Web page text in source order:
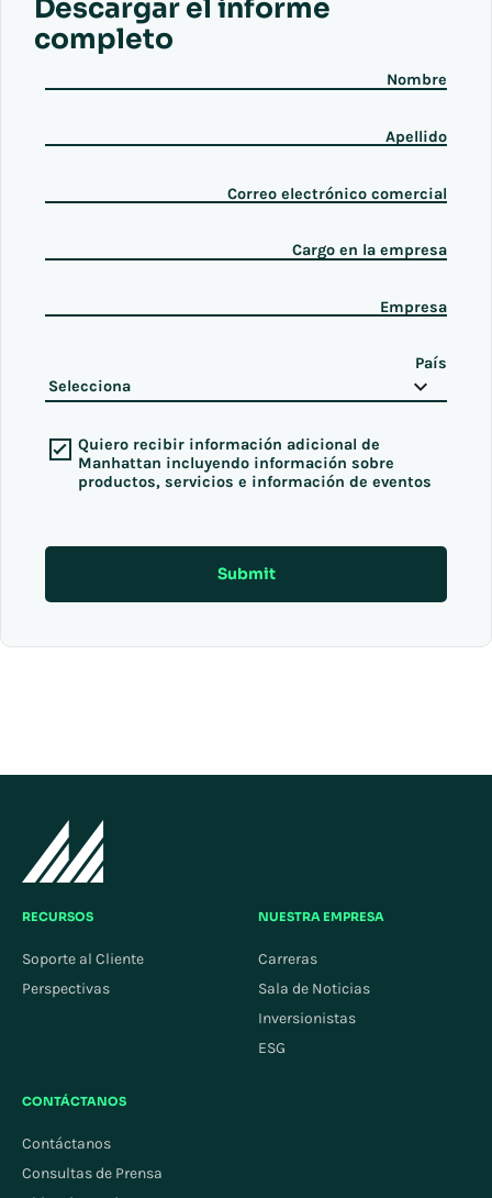
Descargar el informe
completo
Nombre
Apellido
Correo electrónico comercial
Cargo en la empresa
Empresa
País
Quiero recibir información adicional de
Manhattan incluyendo información sobre
productos, servicios e información de eventos
Submit
RECURSOS
Soporte al Cliente
Perspectivas
NUESTRA EMPRESA
Carreras
Sala de Noticias
Inversionistas
ESG
CONTÁCTANOS
Contáctanos
Consultas de Prensa